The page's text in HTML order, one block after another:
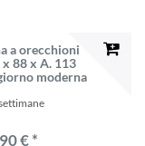
a orecchioni
88 x A. 113
moderna
€ *